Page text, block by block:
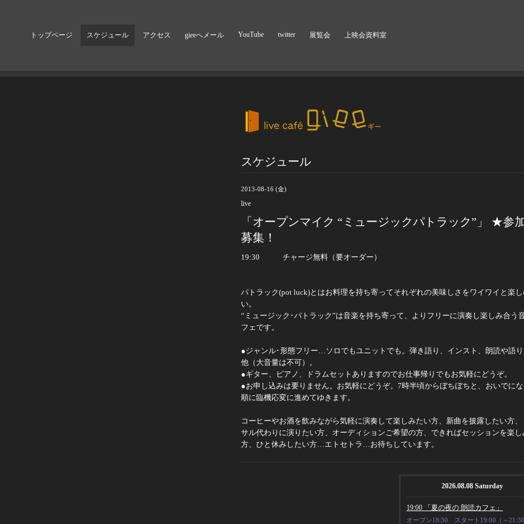
トップページ スケジュール アクセス gieeへメール YouTube twitter 展覧会 上映会資料室
スケジュール
2013-08-16 (金)
live
「オープンマイク “ミュージックパトラック”」 ★参
募集！
19:30 チャージ無料（要オーダー）
パトラック(pot luck)とはお料理を持ち寄ってそれぞれの美味しさをワイワイと楽
い。
“ミュージック･パトラック”は音楽を持ち寄って、よりフリーに演奏し楽しみ合う
フェです。
●ジャンル･形態フリー…ソロでもユニットでも。弾き語り、インスト、朗読や語
他（大音量は不可）。
●ギター、ピアノ、ドラムセットありますのでお仕事帰りでもお気軽にどうぞ。
●お申し込みは要りません。お気軽にどうぞ。 7時半頃からぼちぼちと、おいでに
順に臨機応変に進めてゆきます。
コーヒーやお酒を飲みながら気軽に演奏して楽しみたい方、新曲を披露したい方
サル代わりに演りたい方、オーディションご希望の方、できればセッションを楽し
方、ひと休みしたい方…エトセトラ…お待ちしています。
2026.08.08 Saturday
19:00 「夏の夜の 朗読カフェ」
オープン18:30 スタート19:00（～